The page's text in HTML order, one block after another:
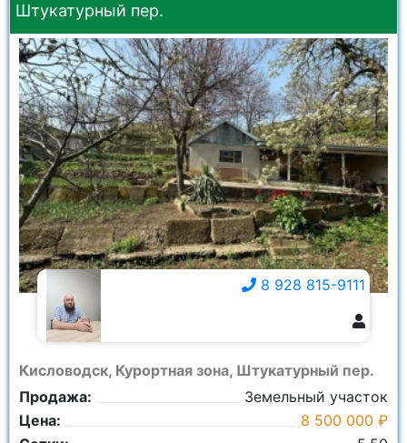
Штукатурный пер.
Кисловодск, Курортная зона, Штукатурный пер.
Продажа:
Земельный участок
Цена:
8 500 000 ₽
8 928 815-9111